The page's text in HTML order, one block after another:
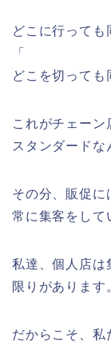
どこに行っても
「
どこを切っても
これがチェーン
スタンダードな
その分、販促に
常に集客をして
私達、個人店は
限りがあります
だからこそ、私